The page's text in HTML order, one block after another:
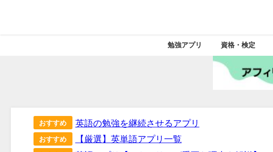
勉強アプリ 資格・検定
おすすめ 英語の勉強を継続させるアプリ
おすすめ 【厳選】英単語アプリ一覧